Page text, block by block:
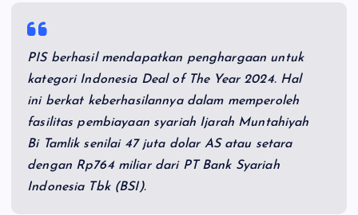
PIS berhasil mendapatkan penghargaan untuk
kategori Indonesia Deal of The Year 2024. Hal
ini berkat keberhasilannya dalam memperoleh
fasilitas pembiayaan syariah Ijarah Muntahiyah
Bi Tamlik senilai 47 juta dolar AS atau setara
dengan Rp764 miliar dari PT Bank Syariah
Indonesia Tbk (BSI).